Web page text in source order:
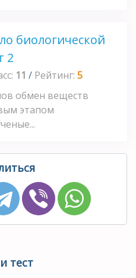
биологической
2
11 / Рейтинг: 5
обмен веществ
этапом
тест